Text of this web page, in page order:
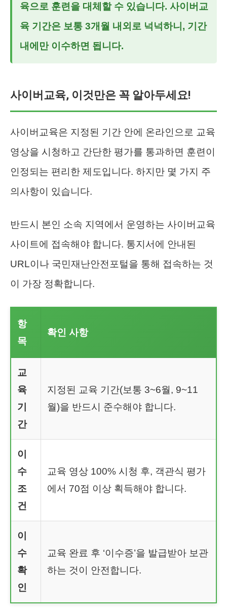
육으로 훈련을 대체할 수 있습니다. 사이버교
육 기간은 보통 3개월 내외로 넉넉하니, 기간
내에만 이수하면 됩니다.
사이버교육, 이것만은 꼭 알아두세요!
사이버교육은 지정된 기간 안에 온라인으로 교육
영상을 시청하고 간단한 평가를 통과하면 훈련이
인정되는 편리한 제도입니다. 하지만 몇 가지 주
의사항이 있습니다.
반드시 본인 소속 지역에서 운영하는 사이버교육
사이트에 접속해야 합니다. 통지서에 안내된
URL이나 국민재난안전포털을 통해 접속하는 것
이 가장 정확합니다.
항
목
확인 사항
교
육
기
간
지정된 교육 기간(보통 3~6월, 9~11
월)을 반드시 준수해야 합니다.
이
수
조
건
교육 영상 100% 시청 후, 객관식 평가
에서 70점 이상 획득해야 합니다.
이
수
확
인
교육 완료 후 ‘이수증’을 발급받아 보관
하는 것이 안전합니다.